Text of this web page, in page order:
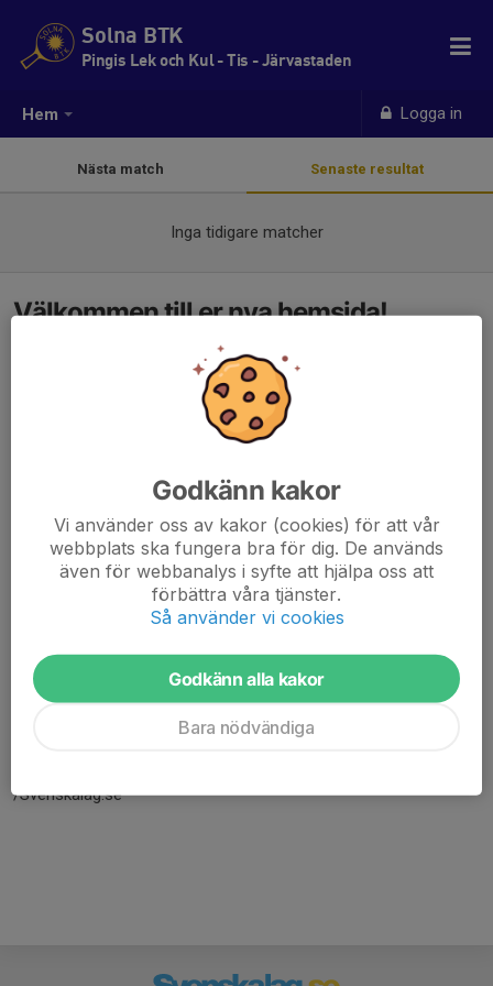
Hem Logga in
Solna BTK
Pingis Lek och Kul - Tis - Järvastaden
Nästa match Senaste resultat
Inga tidigare matcher
Välkommen till er nya hemsida!
Här hamnar automatiskt de senaste nyheterna på hemsidan. För
att kunna börja administrera hemsidan loggar du in högst upp till
/Svenskalag.se
Godkänn kakor
Vi använder oss av kakor (cookies) för att vår
webbplats ska fungera bra för dig. De används
även för webbanalys i syfte att hjälpa oss att
förbättra våra tjänster.
Så använder vi cookies
Godkänn alla kakor
Bara nödvändiga